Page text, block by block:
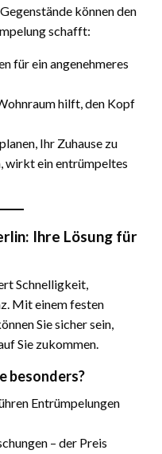
können den
schafft:
für ein angenehmeres
hilft, den Kopf
Ihr Zuhause zu
wirkt ein entrümpeltes
Ihre Lösung für
Schnelligkeit,
Mit einem festen
Sie sicher sein,
Sie zukommen.
besonders?
Entrümpelungen
– der Preis